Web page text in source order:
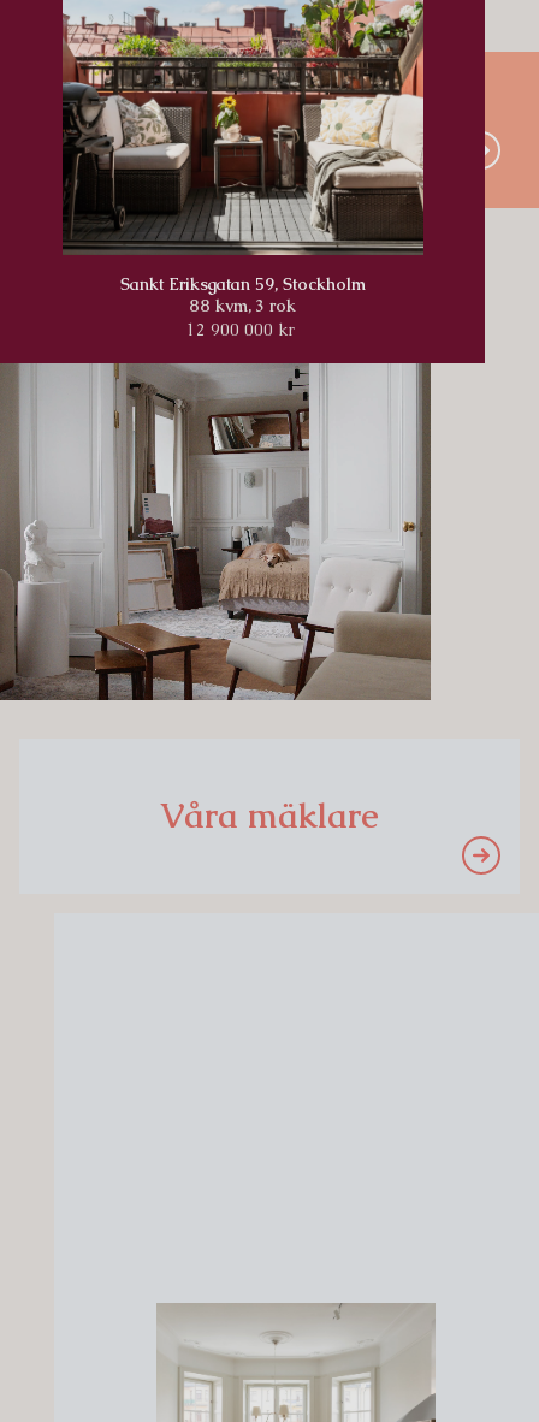
Sankt Eriksgatan 59, Stockholm
88 kvm, 3 rok
12 900 000 kr
Våra hem till
salu
Våra mäklare